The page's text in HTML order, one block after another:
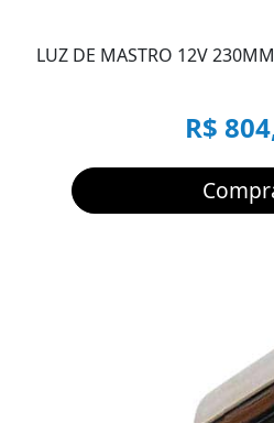
LUZ DE MASTRO 12V
R$